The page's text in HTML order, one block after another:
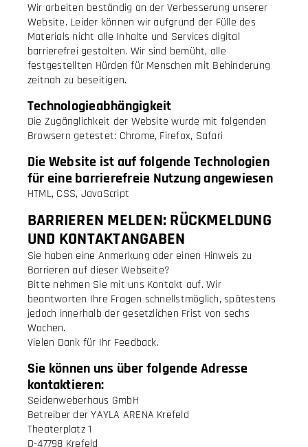
Wir arbeiten beständig an der Verbesserung unserer
Website. Leider können wir aufgrund der Fülle des
Materials nicht alle Inhalte und Services digital
barrierefrei gestalten. Wir sind bemüht, alle
festgestellten Hürden für Menschen mit Behinderung
zeitnah zu beseitigen.
Technologieabhängigkeit
Die Zugänglichkeit der Website wurde mit folgenden
Browsern getestet: Chrome, Firefox, Safari
Die Website ist auf folgende Technologien
für eine barrierefreie Nutzung angewiesen
HTML, CSS, JavaScript
BARRIEREN MELDEN: RÜCKMELDUNG
UND KONTAKTANGABEN
Sie haben eine Anmerkung oder einen Hinweis zu
Barrieren auf dieser Webseite?
Bitte nehmen Sie mit uns Kontakt auf. Wir
beantworten Ihre Fragen schnellstmöglich, spätestens
jedoch innerhalb der gesetzlichen Frist von sechs
Wochen.
Vielen Dank für Ihr Feedback.
Sie können uns über folgende Adresse
kontaktieren:
Seidenweberhaus GmbH
Betreiber der YAYLA ARENA Krefeld
Theaterplatz 1
D-47798 Krefeld